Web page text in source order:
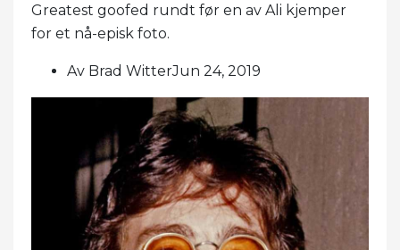
Greatest goofed rundt før en av Ali kjemper
for et nå-episk foto.
Av Brad WitterJun 24, 2019